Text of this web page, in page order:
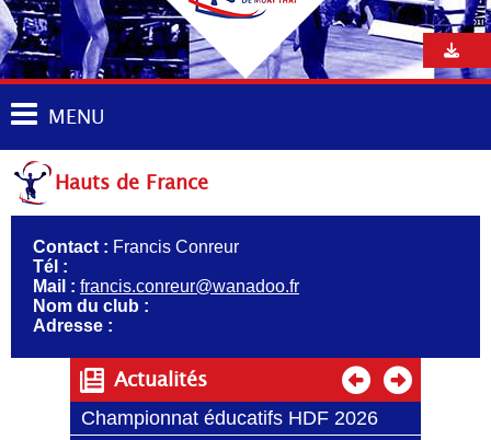
MENU
Hauts de France
Contact : Francis Conreur
Tél :
Mail : francis.conreur@wanadoo.fr
Nom du club :
Adresse :
Actualités
Championnat éducatifs HDF 2026